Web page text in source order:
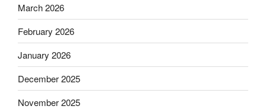
March 2026
February 2026
January 2026
December 2025
November 2025